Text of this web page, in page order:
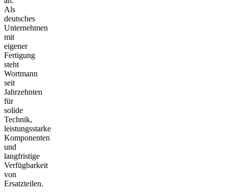
Als
deutsches
Unternehmen
mit
eigener
Fertigung
steht
Wortmann
seit
Jahrzehnten
für
solide
Technik,
leistungsstarke
Komponenten
und
langfristige
Verfügbarkeit
von
Ersatzteilen.